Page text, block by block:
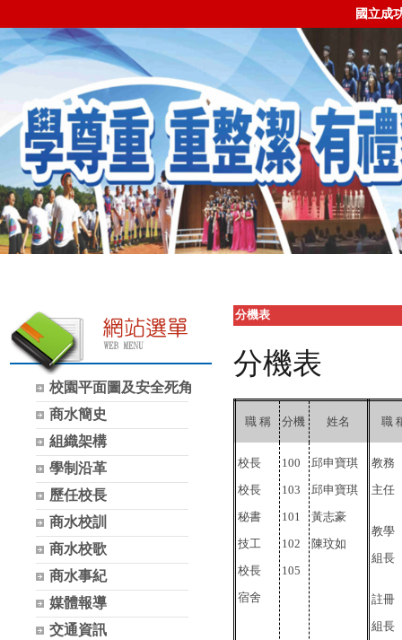
國立成
校園平面圖及安全死角
商水簡史
組織架構
學制沿革
歷任校長
商水校訓
商水校歌
商水事紀
媒體報導
交通資訊
分機表
分機表
職 稱 分機 姓名 職
校長
校長
秘書
技工
校長
宿舍
100
103
101
102
105
邱申寶琪
邱申寶琪
黃志豪
陳玟如
教務
主任
教學
組長
註冊
組長